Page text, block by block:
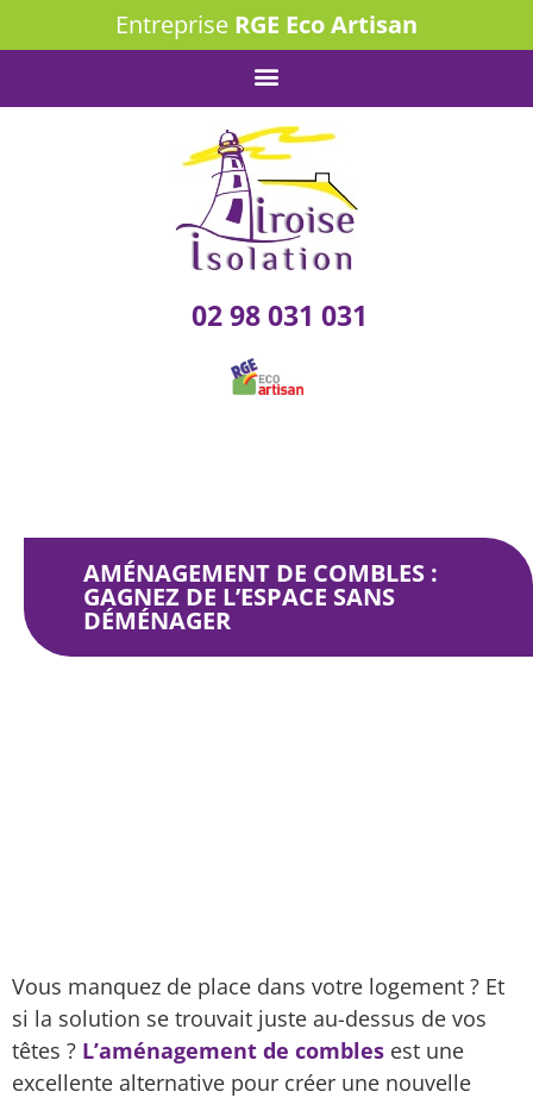
Entreprise RGE Eco Artisan
02 98 031 031
AMÉNAGEMENT DE COMBLES :
GAGNEZ DE L’ESPACE SANS
DÉMÉNAGER
Vous manquez de place dans votre logement ? Et
si la solution se trouvait juste au-dessus de vos
têtes ? L’aménagement de combles est une
excellente alternative pour créer une nouvelle